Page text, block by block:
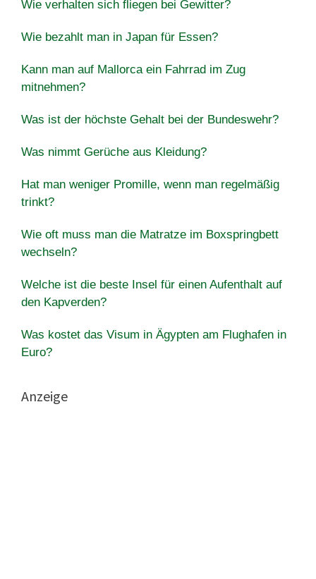
Wie verhalten sich fliegen bei Gewitter?
Wie bezahlt man in Japan für Essen?
Kann man auf Mallorca ein Fahrrad im Zug
mitnehmen?
Was ist der höchste Gehalt bei der Bundeswehr?
Was nimmt Gerüche aus Kleidung?
Hat man weniger Promille, wenn man regelmäßig
trinkt?
Wie oft muss man die Matratze im Boxspringbett
wechseln?
Welche ist die beste Insel für einen Aufenthalt auf
den Kapverden?
Was kostet das Visum in Ägypten am Flughafen in
Euro?
Anzeige